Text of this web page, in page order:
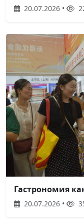
20.07.2026 •
Гастрономия
20.07.2026 •